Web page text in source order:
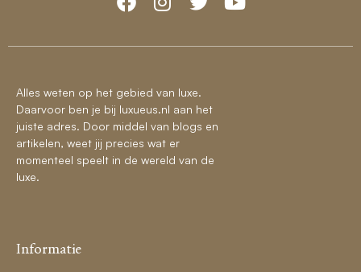
Alles weten op het gebied van luxe.
Daarvoor ben je bij luxueus.nl aan het
juiste adres. Door middel van blogs en
artikelen, weet jij precies wat er
momenteel speelt in de wereld van de
luxe.
Informatie